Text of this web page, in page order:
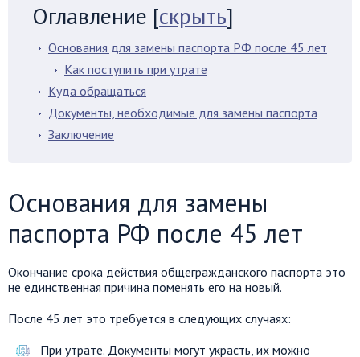
Оглавление [скрыть]
Основания для замены паспорта РФ после 45 лет
Как поступить при утрате
Куда обращаться
Документы, необходимые для замены паспорта
Заключение
Основания для замены
паспорта РФ после 45 лет
Окончание срока действия общегражданского паспорта это
не единственная причина поменять его на новый.
После 45 лет это требуется в следующих случаях:
При утрате. Документы могут украсть, их можно